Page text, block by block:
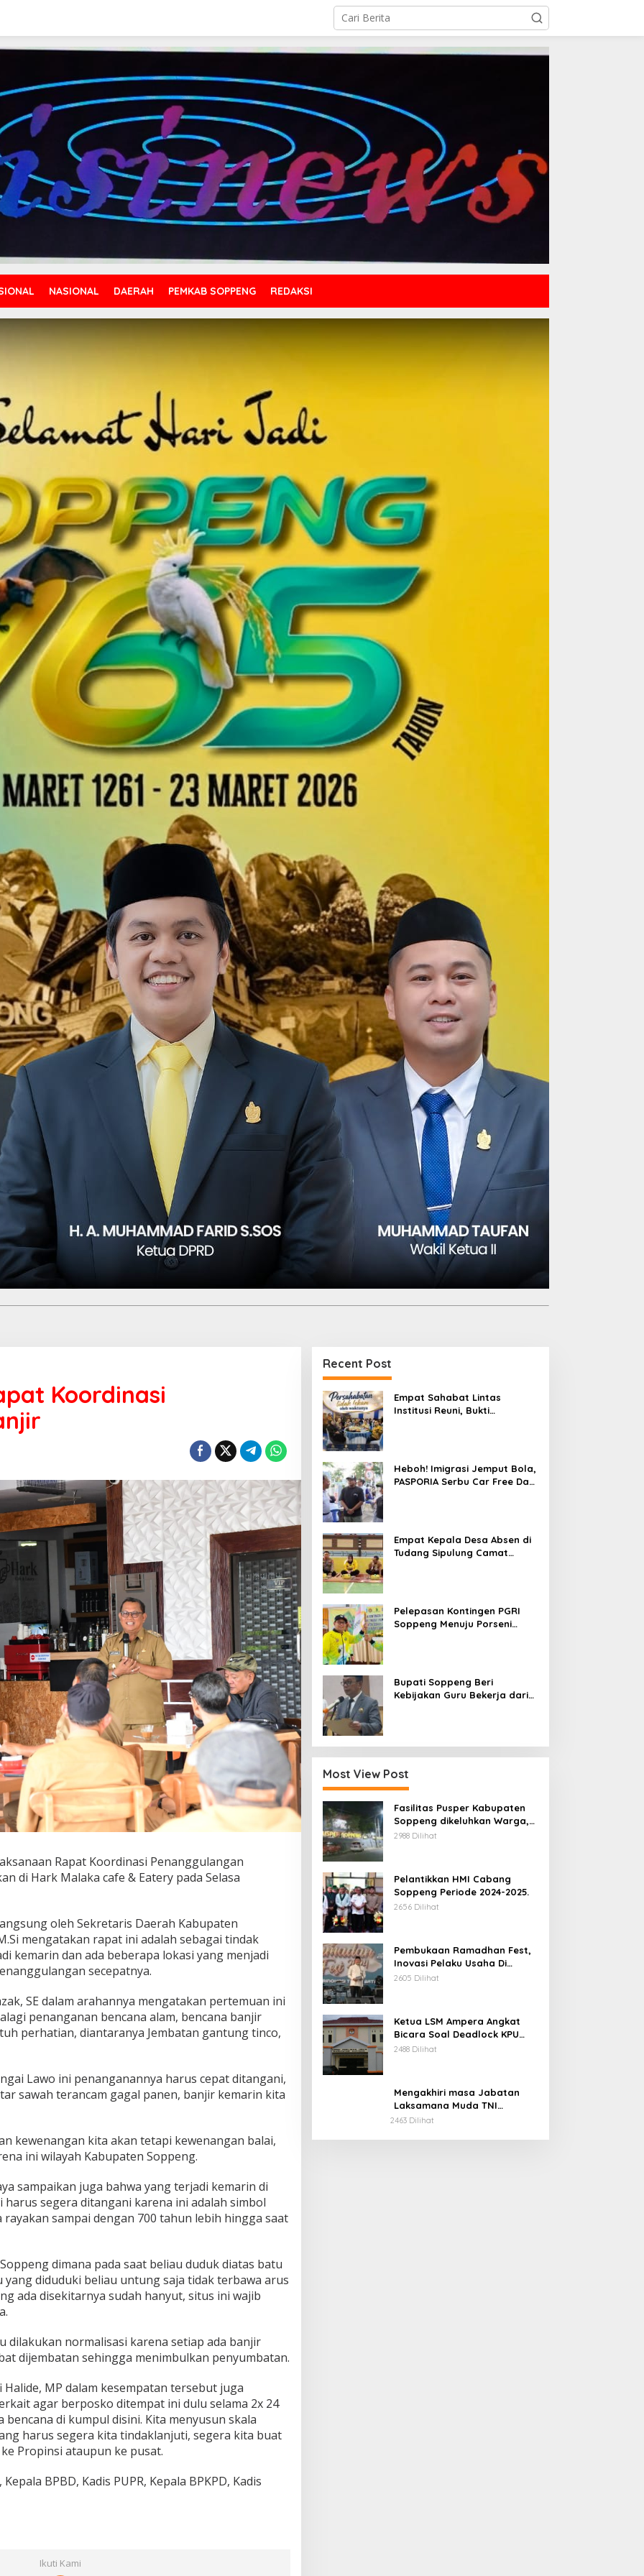
NASIONAL DAERAH PEMKAB SOPPENG REDAKSI
Koordinasi
Rapat Koordinasi Penanggulangan
di Hark Malaka cafe & Eatery pada Selasa
oleh Sekretaris Daerah Kabupaten
mengatakan rapat ini adalah sebagai tindak
kemarin dan ada beberapa lokasi yang menjadi
secepatnya.
SE dalam arahannya mengatakan pertemuan ini
penanganan bencana alam, bencana banjir
perhatian, diantaranya Jembatan gantung tinco,
Lawo ini penanganannya harus cepat ditangani,
sawah terancam gagal panen, banjir kemarin kita
kewenangan kita akan tetapi kewenangan balai,
ini wilayah Kabupaten Soppeng.
sampaikan juga bahwa yang terjadi kemarin di
segera ditangani karena ini adalah simbol
sampai dengan 700 tahun lebih hingga saat
dimana pada saat beliau duduk diatas batu
diduduki beliau untung saja tidak terbawa arus
ada disekitarnya sudah hanyut, situs ini wajib
dilakukan normalisasi karena setiap ada banjir
dijembatan sehingga menimbulkan penyumbatan.
MP dalam kesempatan tersebut juga
agar berposko ditempat ini dulu selama 2x 24
di kumpul disini. Kita menyusun skala
harus segera kita tindaklanjuti, segera kita buat
Propinsi ataupun ke pusat.
BPBD, Kadis PUPR, Kepala BPKPD, Kadis
Ikuti Kami
Recent Post
Empat Sahabat Lintas
Institusi Reuni, Bukti
Heboh! Imigrasi Jemput Bola,
PASPORIA Serbu Car Free Day
Empat Kepala Desa Absen di
Tudang Sipulung Camat
Pelepasan Kontingen PGRI
Soppeng Menuju Porseni
Bupati Soppeng Beri
Kebijakan Guru Bekerja dari
Most View Post
Fasilitas Pusper Kabupaten
Soppeng dikeluhkan Warga,
ini Tanggung Jawab Siapa.
2988 Dilihat
Pelantikkan HMI Cabang
Soppeng Periode 2024-2025.
2656 Dilihat
Pembukaan Ramadhan Fest,
Inovasi Pelaku Usaha Di
Kabupaten Soppeng.
2605 Dilihat
Ketua LSM Ampera Angkat
Bicara Soal Deadlock KPU
Kabupaten Soppeng.
2488 Dilihat
Mengakhiri masa Jabatan
Laksamana Muda TNI
Irvansyah, S.H., CHRMP., M.Tr.
2463 Dilihat